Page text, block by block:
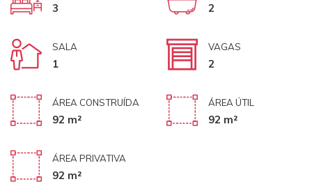
3 2
SALA
1
VAGAS
2
ÁREA CONSTRUÍDA
92 m²
ÁREA ÚTIL
92 m²
ÁREA PRIVATIVA
92 m²